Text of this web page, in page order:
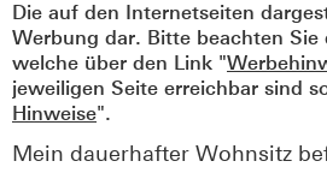
Die auf den Internetseiten
Werbung dar. Bitte beachten Sie
welche über den Link "
jeweiligen Seite erreichbar sind
Hinweise".
Mein dauerhafter Wohnsitz